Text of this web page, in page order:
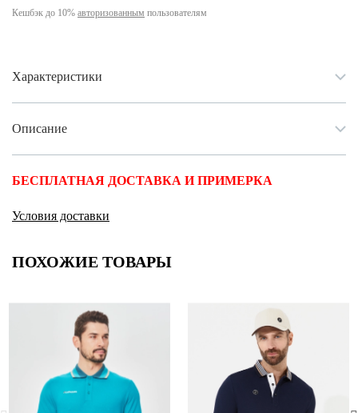
Кешбэк до 10% авторизованным пользователям
Характеристики
Описание
БЕСПЛАТНАЯ ДОСТАВКА И ПРИМЕРКА
Условия доставки
ПОХОЖИЕ ТОВАРЫ